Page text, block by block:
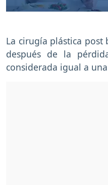
La cirugía plástica
después de la
considerada igual a